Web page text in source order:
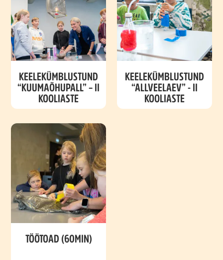
KEELEKÜMBLUSTUND
“KUUMAÕHUPALL” – II
KOOLIASTE
KEELEKÜMBLUSTUND
“ALLVEELAEV” - II
KOOLIASTE
TÖÖTOAD (60MIN)